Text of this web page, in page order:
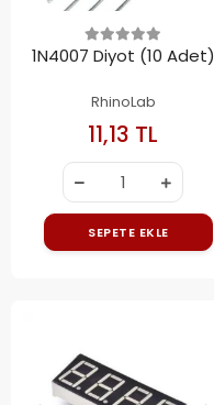
1N4007 Diyot (10 Adet)
RhinoLab
11,13 TL
SEPETE EKLE